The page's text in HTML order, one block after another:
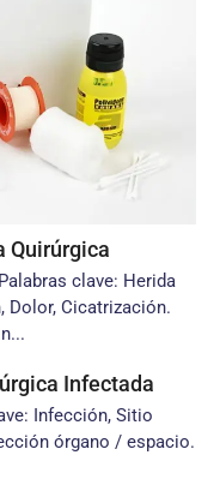
Quirúrgica
Palabras clave: Herida
Dolor, Cicatrización.
Infectada
Infección, Sitio
órgano / espacio.